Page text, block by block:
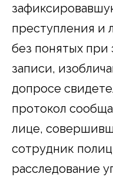
преступления и
без понятых при
записи,
допросе
протокол
лице,
сотрудник
расследование